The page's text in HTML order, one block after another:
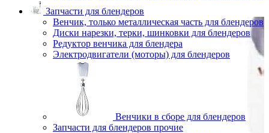
Запчасти для блендеров
Венчик, только металлическая часть для блендеров
Диски нарезки, терки, шинковки для блендеров
Редуктор венчика для блендера
Электродвигатели (моторы) для блендеров
Венчики в сборе для блендеров
Запчасти для блендеров прочие